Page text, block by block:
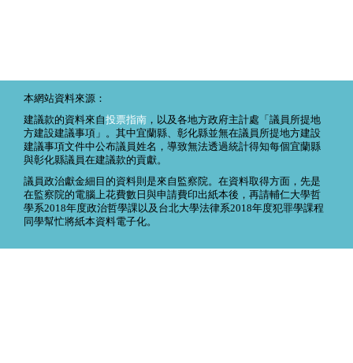
本網站資料來源：
建議款的資料來自投票指南 ，以及各地方政府主計處「議員所提地
方建設建議事項」。其中宜蘭縣、彰化縣並無在議員所提地方建設
建議事項文件中公布議員姓名，導致無法透過統計得知每個宜蘭縣
與彰化縣議員在建議款的貢獻。
議員政治獻金細目的資料則是來自監察院。在資料取得方面，先是
在監察院的電腦上花費數日與申請費印出紙本後，再請輔仁大學哲
學系2018年度政治哲學課以及台北大學法律系2018年度犯罪學課程
同學幫忙將紙本資料電子化。